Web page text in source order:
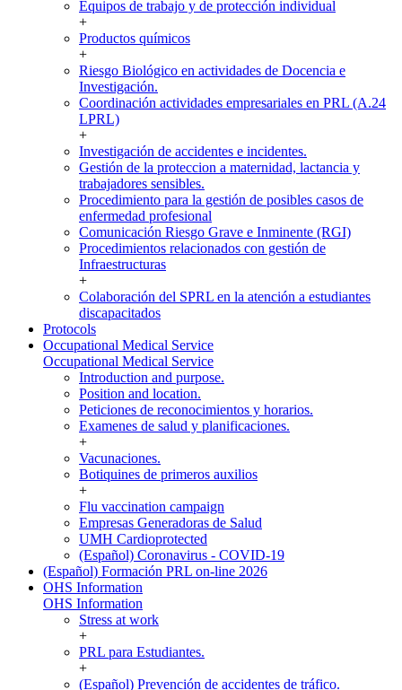
Equipos de trabajo y de protección individual
+
Productos químicos
+
Riesgo Biológico en actividades de Docencia e
Investigación.
Coordinación actividades empresariales en PRL (A.24
LPRL)
+
Investigación de accidentes e incidentes.
Gestión de la proteccion a maternidad, lactancia y
trabajadores sensibles.
Procedimiento para la gestión de posibles casos de
enfermedad profesional
Comunicación Riesgo Grave e Inminente (RGI)
Procedimientos relacionados con gestión de
Infraestructuras
+
Colaboración del SPRL en la atención a estudiantes
discapacitados
Protocols
Occupational Medical Service
Occupational Medical Service
Introduction and purpose.
Position and location.
Peticiones de reconocimientos y horarios.
Examenes de salud y planificaciones.
+
Vacunaciones.
Botiquines de primeros auxilios
+
Flu vaccination campaign
Empresas Generadoras de Salud
UMH Cardioprotected
(Español) Coronavirus - COVID-19
(Español) Formación PRL on-line 2026
OHS Information
OHS Information
Stress at work
+
PRL para Estudiantes.
+
(Español) Prevención de accidentes de tráfico.